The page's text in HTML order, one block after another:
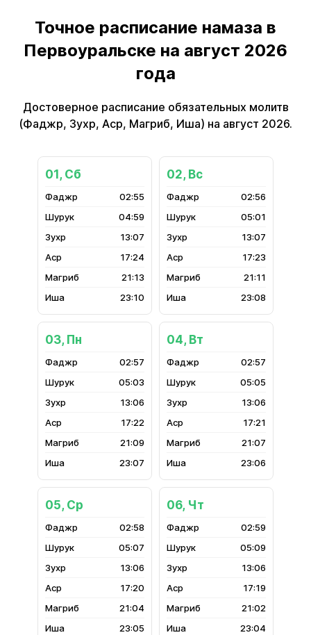
Точное расписание намаза в
Первоуральске на август 2026
года
Достоверное расписание обязательных молитв
(Фаджр, Зухр, Аср, Магриб, Иша) на август 2026.
01, Сб
02:55
04:59
13:07
17:24
21:13
23:10
02, Вс
02:56
05:01
13:07
17:23
21:11
23:08
03, Пн
02:57
05:03
13:06
17:22
21:09
23:07
04, Вт
02:57
05:05
13:06
17:21
21:07
23:06
05, Ср
02:58
05:07
13:06
17:20
21:04
23:05
06, Чт
02:59
05:09
13:06
17:19
21:02
23:04